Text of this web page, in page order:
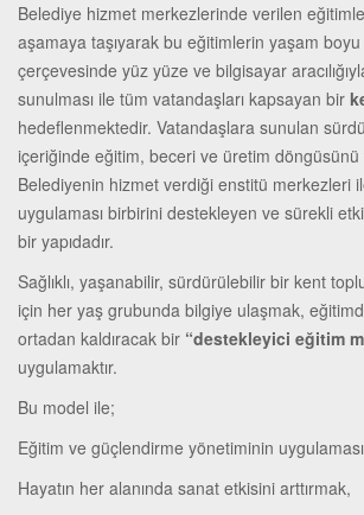
Belediye hizmet merkezlerinde verilen
aşamaya taşıyarak bu eğitimlerin yaşam
çerçevesinde yüz yüze ve bilgisayar
sunulması ile tüm vatandaşları kapsayan bir
hedeflenmektedir. Vatandaşlara sunulan
içeriğinde eğitim, beceri ve üretim döngüsünü
Belediyenin hizmet verdiği enstitü merkezleri
uygulaması birbirini destekleyen ve sürekli
bir yapıdadır.
Sağlıklı, yaşanabilir, sürdürülebilir bir kent
için her yaş grubunda bilgiye ulaşmak,
ortadan kaldıracak bir “destekleyici eğitim
uygulamaktır.
Bu model ile;
Eğitim ve güçlendirme yönetiminin
Hayatın her alanında sanat etkisini arttırmak,